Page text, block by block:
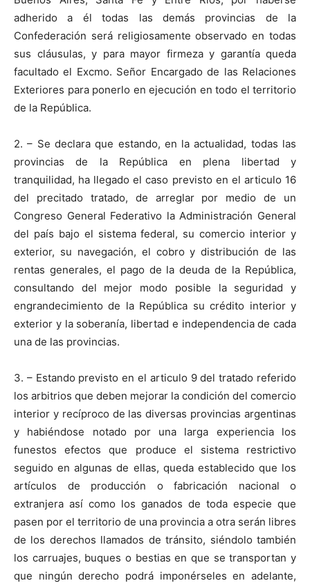
adherido a él todas las demás provincias de la
Confederación será religiosamente observado en todas
sus cláusulas, y para mayor firmeza y garantía queda
facultado el Excmo. Señor Encargado de las Relaciones
Exteriores para ponerlo en ejecución en todo el territorio
de la República.
2. – Se declara que estando, en la actualidad, todas las
provincias de la República en plena libertad y
tranquilidad, ha llegado el caso previsto en el articulo 16
del precitado tratado, de arreglar por medio de un
Congreso General Federativo la Administración General
del país bajo el sistema federal, su comercio interior y
exterior, su navegación, el cobro y distribución de las
rentas generales, el pago de la deuda de la República,
consultando del mejor modo posible la seguridad y
engrandecimiento de la República su crédito interior y
exterior y la soberanía, libertad e independencia de cada
una de las provincias.
3. – Estando previsto en el articulo 9 del tratado referido
los arbitrios que deben mejorar la condición del comercio
interior y recíproco de las diversas provincias argentinas
y habiéndose notado por una larga experiencia los
funestos efectos que produce el sistema restrictivo
seguido en algunas de ellas, queda establecido que los
artículos de producción o fabricación nacional o
extranjera así como los ganados de toda especie que
pasen por el territorio de una provincia a otra serán libres
de los derechos llamados de tránsito, siéndolo también
los carruajes, buques o bestias en que se transportan y
que ningún derecho podrá imponérseles en adelante,